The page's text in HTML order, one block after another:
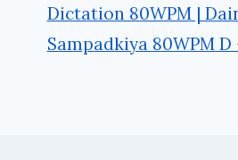
Dictation 80WPM |
Sampadkiya 80WPM D